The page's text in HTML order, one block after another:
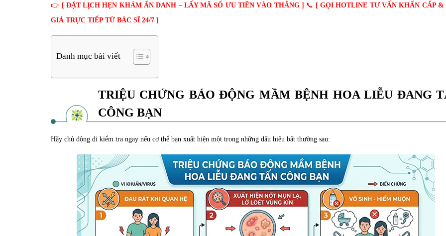
👉 [ ĐẶT LỊCH HẸN KHÁM ẨN DANH – LẤY MÃ SỐ ƯU TIÊN VÀO THẲNG] 📞 [GỌI HOTLINE TƯ VẤN KHẨN CẤP &
GIÁ TRỰC TIẾP TỪ BÁC SĨ 24/7 ]
Danh mục bài viết
TRIỆU CHỨNG BÁO ĐỘNG MẦM BỆNH HOA LIỄU ĐANG
CÔNG BẠN
Hãy chủ động đi kiểm tra ngay nếu cơ thể bạn xuất hiện một trong những dấu hiệu bất thường sau: